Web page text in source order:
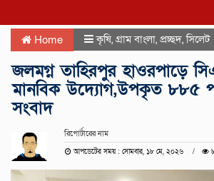
Home কৃষি, গ্রাম বাংলা, প্রচ্ছদ,সিলেট
জলমগ্ন তাহিরপুর হাওরপাড়ে
মানবিক উদ্যোগ,উপকৃত ৮৮৫
সংবাদ
রিপোর্টারের নাম
আপডেটের সময় : সোমবার, ১৮ মে, ২০২৬